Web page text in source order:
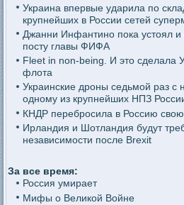
Украина впервые ударила по
крупнейших в России сетей
Джанни Инфантино пока устоял и
посту главы ФИФА
Fleet in non-being. И это сделала
флота
Украинские дроны седьмой раз с
одному из крупнейших НПЗ
КНДР перебросила в Россию свою
Ирландия и Шотландия будут
независимости после Brexit
За все время:
Россия умирает
Мифы о Великой Войне